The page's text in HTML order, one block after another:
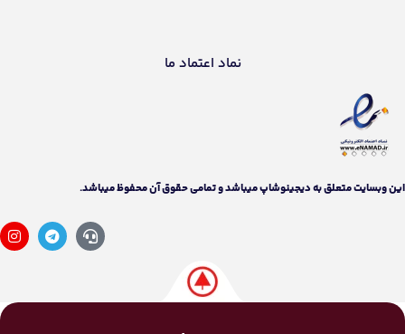
نماد اعتماد ما
اين وبسايت متعلق به دیجینوشاپ ميباشد و تمامی حقوق آن محفوظ ميباشد.